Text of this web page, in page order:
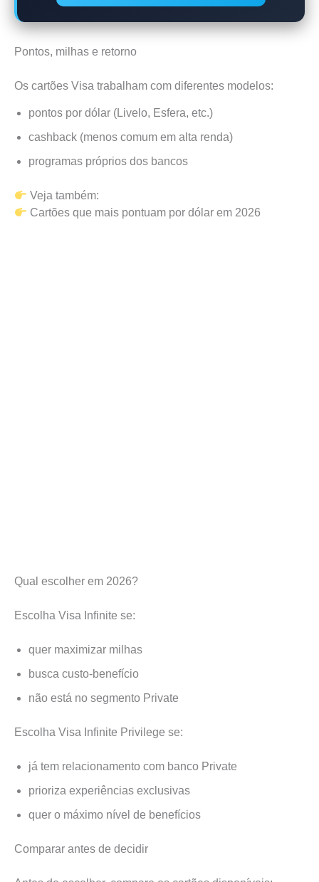
Pontos, milhas e retorno
Os cartões Visa trabalham com diferentes modelos:
pontos por dólar (Livelo, Esfera, etc.)
cashback (menos comum em alta renda)
programas próprios dos bancos
Veja também:
Cartões que mais pontuam por dólar em 2026
Qual escolher em 2026?
Escolha Visa Infinite se:
quer maximizar milhas
busca custo-benefício
não está no segmento Private
Escolha Visa Infinite Privilege se:
já tem relacionamento com banco Private
prioriza experiências exclusivas
quer o máximo nível de benefícios
Comparar antes de decidir